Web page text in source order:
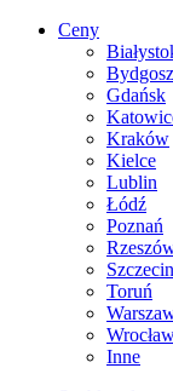
Ceny
Gdańsk
Kraków
Kielce
Lublin
Łódź
Poznań
Szczecin
Toruń
Inne